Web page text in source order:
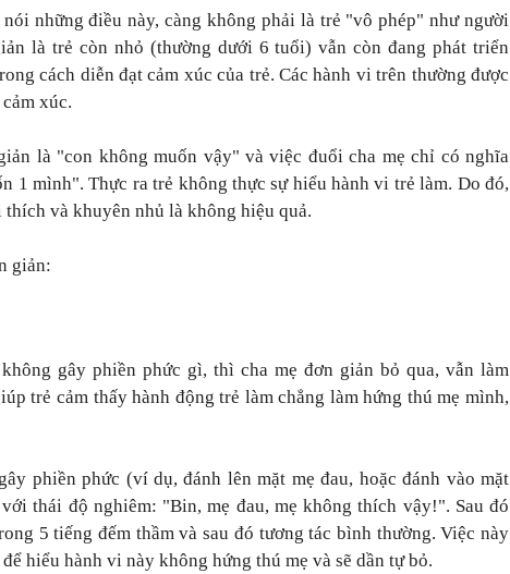
những điều này, càng không phải là trẻ "vô phép" như người
là trẻ còn nhỏ (thường dưới 6 tuổi) vẫn còn đang phát triển
cách diễn đạt cảm xúc của trẻ. Các hành vi trên thường được
xúc.
là "con không muốn vậy" và việc đuổi cha mẹ chỉ có nghĩa
1 mình". Thực ra trẻ không thực sự hiểu hành vi trẻ làm. Do đó,
và khuyên nhủ là không hiệu quả.
giản:
gây phiền phức gì, thì cha mẹ đơn giản bỏ qua, vẫn làm
trẻ cảm thấy hành động trẻ làm chẳng làm hứng thú mẹ mình,
phiền phức (ví dụ, đánh lên mặt mẹ đau, hoặc đánh vào mặt
thái độ nghiêm: "Bin, mẹ đau, mẹ không thích vậy!". Sau đó
5 tiếng đếm thầm và sau đó tương tác bình thường. Việc này
hiểu hành vi này không hứng thú mẹ và sẽ dần tự bỏ.